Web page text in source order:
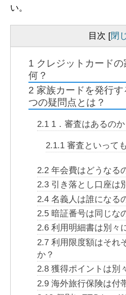
い。
目次 [閉
1 クレジットカード
何？
2 家族カードを発行
つの疑問点とは？
2.1 1．審査はあるのか
2.1.1 審査といって
2.2 年会費はどうなる
2.3 引き落とし口座は
2.4 名義人は誰になる
2.5 暗証番号は同じな
2.6 利用明細書は別々
2.7 利用限度額はそれ
か？
2.8 獲得ポイントは別
2.9 海外旅行保険は付